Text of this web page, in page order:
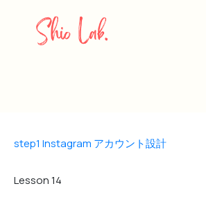
step1 Instagram アカウント設計
Lesson14